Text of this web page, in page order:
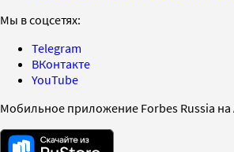
Мы в соцсетях:
Telegram
ВКонтакте
YouTube
Мобильное приложение Forbes Russia